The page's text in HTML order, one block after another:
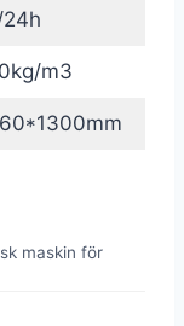
m3
maskin för